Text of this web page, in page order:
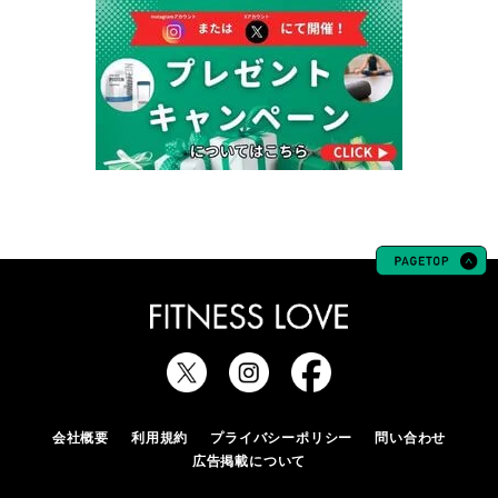
会社概要 利用規約 プライバシーポリシー
問い合わせ
広告掲載について